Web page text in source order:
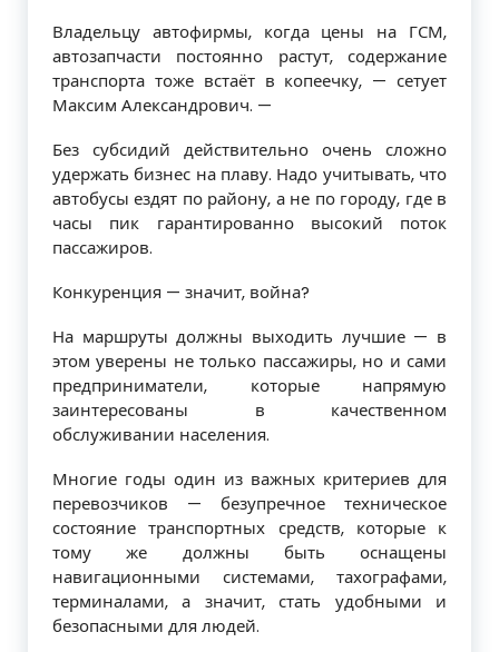
Владельцу автофирмы, когда цены на ГСМ,
автозапчасти постоянно растут, со­держание
транспорта тоже встаёт в копе­ечку, — сетует
Максим Александрович. —
Без субсидий действительно очень сложно
удержать бизнес на плаву. Надо учитывать, что
автобусы ездят по району, а не по городу, где в
часы пик гарантиро­ванно высокий поток
пассажиров.
Конкуренция — значит, война?
На маршруты должны выходить луч­шие — в
этом уверены не только пассажи­ры, но и сами
предприниматели, которые напрямую
заинтересованы в качествен­ном
обслуживании населения.
Многие годы один из важных критери­ев для
перевозчиков — безупречное техни­ческое
состояние транспортных средств, которые к
тому же должны быть оснаще­ны
навигационными системами, тахогра­фами,
терминалами, а значит, стать удоб­ными и
безопасными для людей.